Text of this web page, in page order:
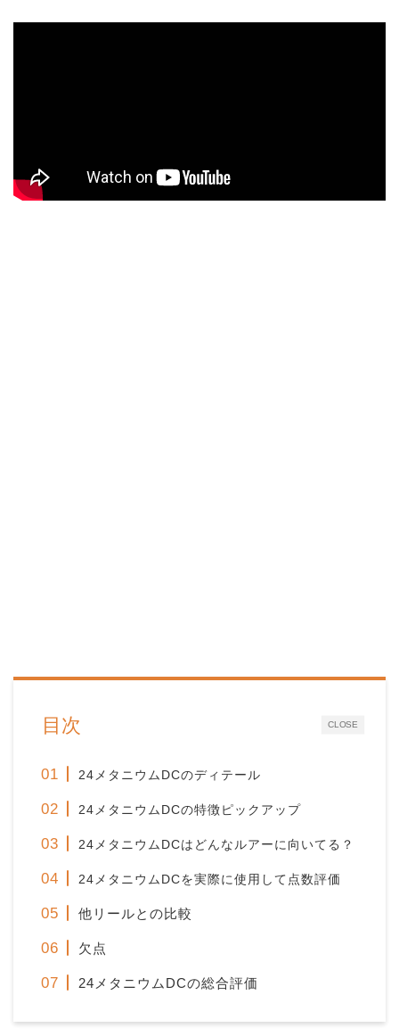
CLOSE
目次
24メタニウムDCのディテール
24メタニウムDCの特徴ピックアップ
24メタニウムDCはどんなルアーに向いてる？
24メタニウムDCを実際に使用して点数評価
他リールとの比較
欠点
24メタニウムDCの総合評価